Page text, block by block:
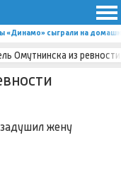
«Динамо» сыграли на
Омутнинска из